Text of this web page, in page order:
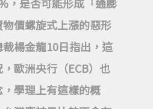
價螺旋式上漲的惡形
楊金龍10日指出，這
歐洲央行（ECB）也
學理上有這樣的概